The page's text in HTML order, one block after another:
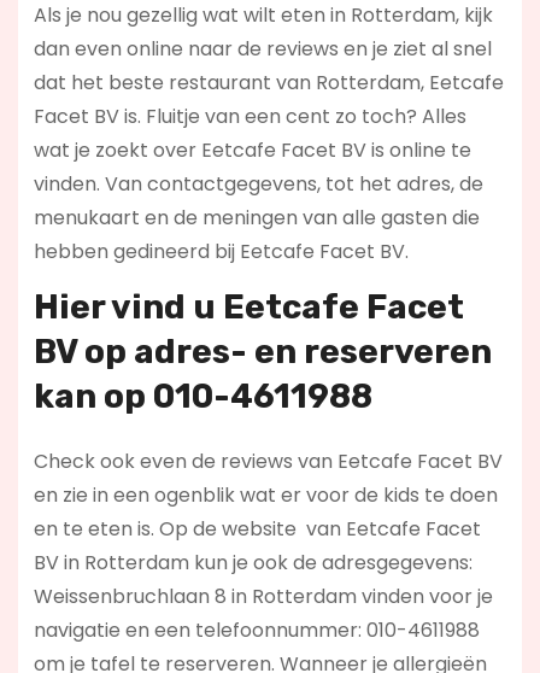
Als je nou gezellig wat wilt eten in Rotterdam, kijk
dan even online naar de reviews en je ziet al snel
dat het beste restaurant van Rotterdam, Eetcafe
Facet BV is. Fluitje van een cent zo toch? Alles
wat je zoekt over Eetcafe Facet BV is online te
vinden. Van contactgegevens, tot het adres, de
menukaart en de meningen van alle gasten die
hebben gedineerd bij Eetcafe Facet BV.
Hier vind u Eetcafe Facet
BV op adres- en reserveren
kan op 010-4611988
Check ook even de reviews van Eetcafe Facet BV
en zie in een ogenblik wat er voor de kids te doen
en te eten is. Op de website van Eetcafe Facet
BV in Rotterdam kun je ook de adresgegevens:
Weissenbruchlaan 8 in Rotterdam vinden voor je
navigatie en een telefoonnummer: 010-4611988
om je tafel te reserveren. Wanneer je allergieën